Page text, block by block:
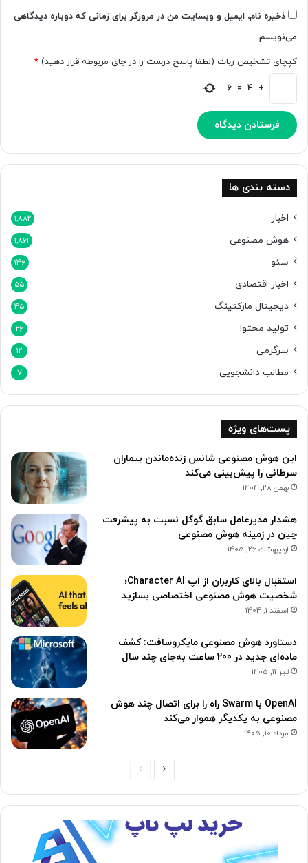
م
د
ا
ذخیره نام، ایمیل و وبسایت من در مرورگر برای زمانی که دوباره دیدگاهی
می‌نویسم.
کپچای تشخیص ربات (لطفا پاسخ درست را در جای مربوطه قرار دهید) *
+
4
=
6
دسته بندی ها
اخبار 1,882
هوش مصنوعی 1,861
سئو 146
اخبار اقتصادی 55
دیجیتال مارکتینگ 45
تولید محتوا 26
سرگرمی 12
مطالب دانشجویی 7
پست‌های ویژه
این هوش مصنوعی شانس زنده‌ماندن بیماران
سرطانی را پیش‌بینی می‌کند
بهمن 28, 1404
هشدار مدیرعامل سابق گوگل نسبت به پیشرفت
چین در زمینه هوش مصنوعی
اردیبهشت 26, 1405
استقبال بالای کاربران از اپ Character AI؛
شخصیت هوش مصنوعی اختصاصی بسازید
اسفند 1, 1404
دستاورد هوش مصنوعی مایکروسافت: کشف
ماده‌ای جدید در 200 ساعت به‌جای چند سال
تیر 11, 1405
OpenAI با Swarm راه را برای اتصال چند هوش
مصنوعی به یکدیگر هموار می‌کند
مرداد 10, 1405
ح
ه
ح
ه